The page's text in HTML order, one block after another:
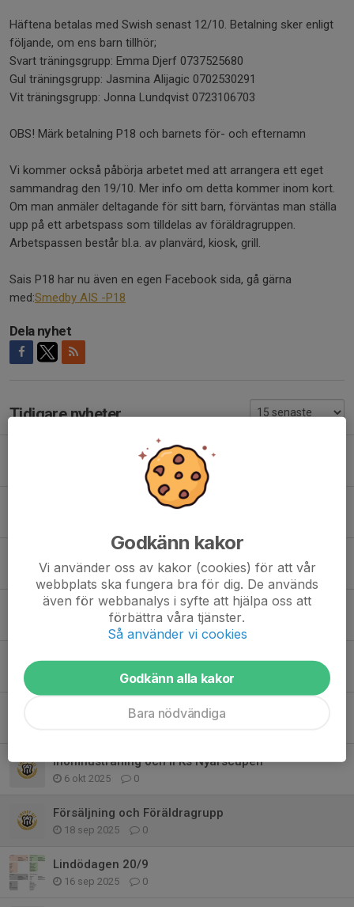
Häftena betalas med Swish senast 12/10. Betalning sker enligt
följande, om ens barn tillhör;
Svart träningsgrupp: Emma Djerf 0737525680
Gul träningsgrupp: Jasmina Alijagic 0702530291
Vit träningsgrupp: Jonna Lundqvist 0723106703
OBS! Märk betalning P18 och barnets för- och efternamn
Vi kommer också påbörja arbetet med att arrangera ett eget
sammandrag den 19/10. Mer info om detta kommer inom kort.
Om man anmäler deltagande för sitt barn, förväntas man ställa
upp på ett arbetspass som tilldelas av föräldragruppen.
Arbetspassen består bl.a. av planvärd, kiosk, grill.
Sais P18 har nu även en egen Facebook sida, gå gärna
med:Smedby AIS -P18
Dela nyhet
Tidigare nyheter
Lagaktivitet: Lilla Lundbergsloppet
0
Träning och lagförsäljning
5 mar, 19:03 0
Föräldramöte och Lagförsäljning
3 mar, 19:22 0
Minicuper lagindelning
13 nov 2025 0
Sammandrag/cup 19/10 och lagförsäljning
Inomhusträning och IFKs Nyårscupen
6 okt 2025 0
Försäljning och Föräldragrupp
18 sep 2025 0
Lindödagen 20/9
16 sep 2025 0
Godkänn kakor
Vi använder oss av kakor (cookies) för att vår
webbplats ska fungera bra för dig. De används
även för webbanalys i syfte att hjälpa oss att
förbättra våra tjänster.
Så använder vi cookies
Godkänn alla kakor
Bara nödvändiga